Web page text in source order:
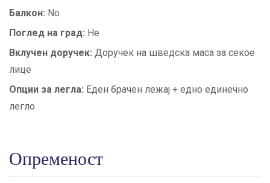
Балкон: No
Поглед на град: Не
Вклучен доручек: Доручек на шведска маса за секое
лице
Опции за легла: Еден брачен лежај + едно единечно
легло
Опременост